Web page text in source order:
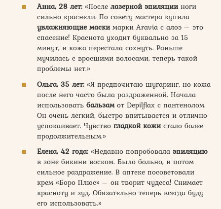
Анна, 28 лет: «После лазерной эпиляцииноги
сильно краснели. По совету мастера купила
увлажняющие маскимарки Aravia с алоэ – это
спасение! Краснота уходит буквально за 15
минут, и кожа перестала сохнуть. Раньше
мучилась с вросшими волосами, теперь такой
проблемы нет.»
Ольга, 35 лет: «Я предпочитаю шугаринг, но кожа
после него часто была раздраженной. Начала
использовать бальзамот Depilflax с пантенолом.
Он очень легкий, быстро впитывается и отлично
успокаивает. Чувство гладкой кожистало более
продолжительным.»
Елена, 42 года: «Недавно попробовала эпиляцию
в зоне бикини воском. Было больно, и потом
сильное раздражение. В аптеке посоветовали
крем «Боро Плюс» – он творит чудеса! Снимает
красноту и зуд. Обязательно теперь всегда буду
его использовать.»